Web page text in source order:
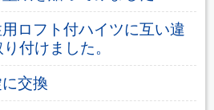
ロフト付ハイツに互い違
付けました。
交換